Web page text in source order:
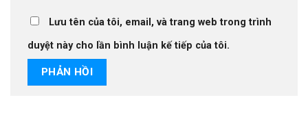
Lưu tên của tôi, email, và trang web trong trình
duyệt này cho lần bình luận kế tiếp của tôi.